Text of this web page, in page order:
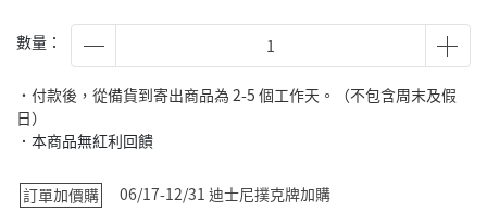
數量：
˙付款後，從備貨到寄出商品為 2-5 個工作天。（不包含周末及假
日）
．本商品無紅利回饋
訂單加價購 06/17-12/31 迪士尼撲克牌加購